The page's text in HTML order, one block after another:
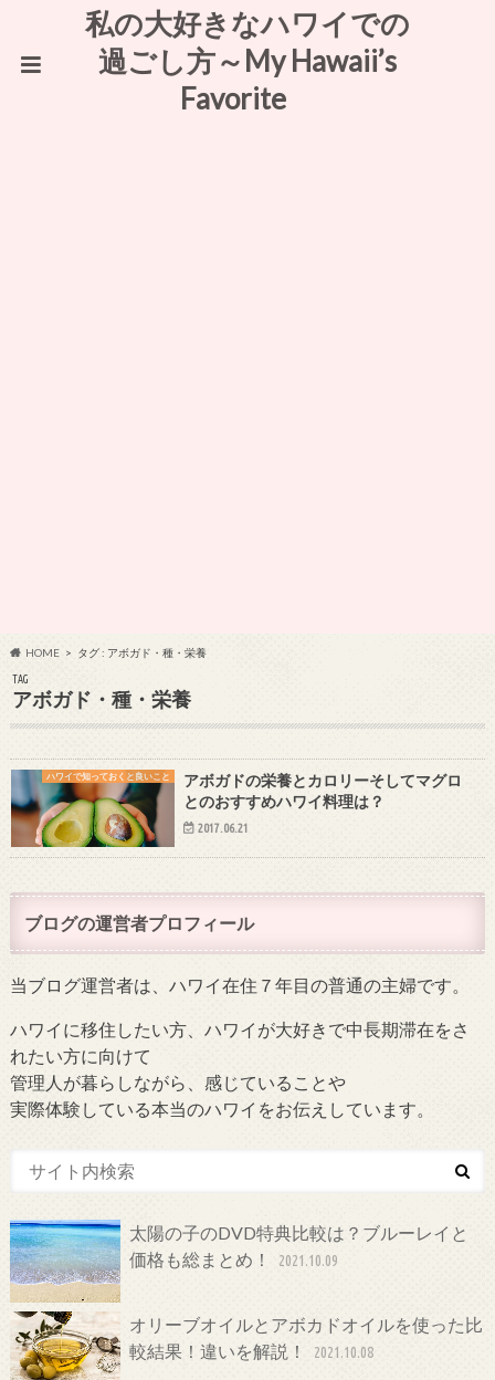
私の大好きなハワイでの
過ごし方～My Hawaii’s
Favorite
HOME タグ : アボガド・種・栄養
TAG
アボガド・種・栄養
ハワイで知っておくと良いこと
アボガドの栄養とカロリーそしてマグロ
とのおすすめハワイ料理は？
2017.06.21
ブログの運営者プロフィール
当ブログ運営者は、ハワイ在住７年目の普通の主婦です。
ハワイに移住したい方、ハワイが大好きで中長期滞在をさ
れたい方に向けて
管理人が暮らしながら、感じていることや
実際体験している本当のハワイをお伝えしています。
太陽の子のDVD特典比較は？ブルーレイと
価格も総まとめ！
2021.10.09
オリーブオイルとアボカドオイルを使った比
較結果！違いを解説！
2021.10.08